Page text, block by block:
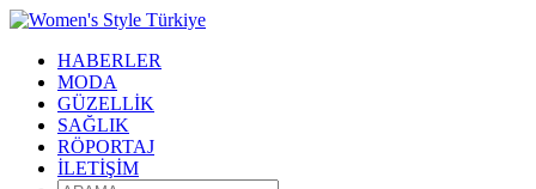
HABERLER
MODA
GÜZELLİK
SAĞLIK
RÖPORTAJ
İLETİŞİM